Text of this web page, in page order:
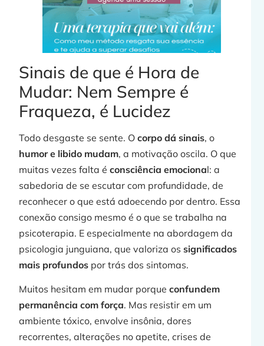
Sinais de que é Hora de
Mudar: Nem Sempre é
Fraqueza, é Lucidez
Todo desgaste se sente. O corpo dá sinais, o
humor e libido mudam, a motivação oscila. O que
muitas vezes falta éconsciência emocional: a
sabedoria de se escutar com profundidade, de
reconhecer o que está adoecendo por dentro. Essa
conexão consigo mesmo é o que se trabalha na
psicoterapia. E especialmente na abordagem da
psicologia junguiana, que valoriza ossignificados
mais profundos por trás dos sintomas.
Muitos hesitam em mudar porque confundem
permanência com força. Mas resistir em um
ambiente tóxico, envolve insônia, dores
recorrentes, alterações no apetite, crises de